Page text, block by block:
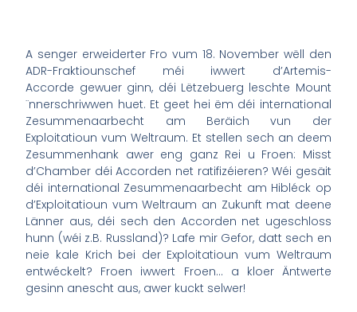
A senger erweiderter Fro vum 18. November wëll den
ADR-Fraktiounschef méi iwwert d’Artemis-
Accorde gewuer ginn, déi Lëtzebuerg leschte Mount
¨nnerschriwwen huet. Et geet hei ëm déi international
Zesummenaarbecht am Beräich vun der
Exploitatioun vum Weltraum. Et stellen sech an deem
Zesummenhank awer eng ganz Rei u Froen: Misst
d’Chamber déi Accorden net ratifizéieren? Wéi gesäit
déi international Zesummenaarbecht am Hibléck op
d’Exploitatioun vum Weltraum an Zukunft mat deene
Länner aus, déi sech den Accorden net ugeschloss
hunn (wéi z.B. Russland)? Lafe mir Gefor, datt sech en
neie kale Krich bei der Exploitatioun vum Weltraum
entwéckelt? Froen iwwert Froen… a kloer Äntwerte
gesinn anescht aus, awer kuckt selwer!